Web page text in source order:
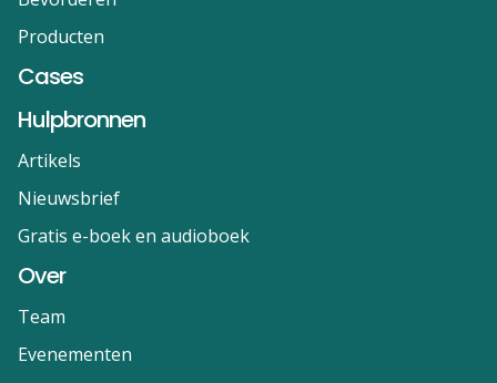
Producten
Cases
Hulpbronnen
Artikels
Nieuwsbrief
Gratis e-boek en audioboek
Over
Team
Evenementen